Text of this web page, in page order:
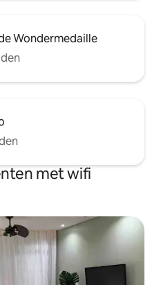
Wondermedaille
met wifi